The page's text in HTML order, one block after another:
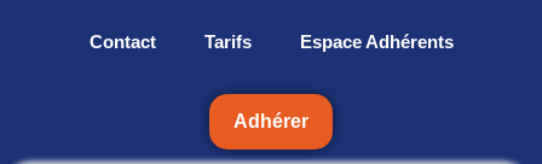
Contact Tarifs Espace Adhérents
Adhérer